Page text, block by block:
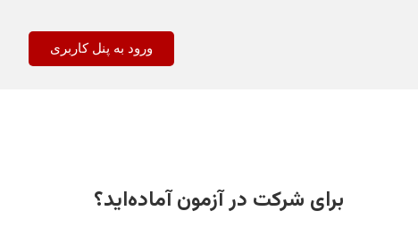
ورود به پنل کاربری
برای شرکت در آزمون آماده‌اید؟